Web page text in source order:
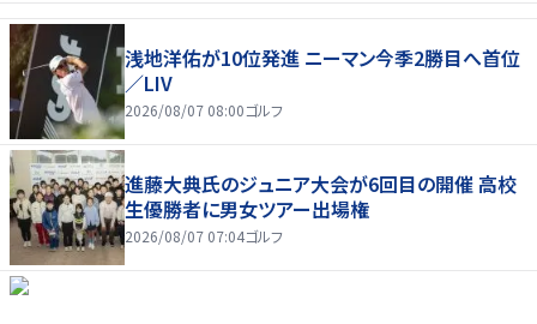
浅地洋佑が10位発進 ニーマン今季2勝目へ首位
／LIV
2026/08/07 08:00ゴルフ
進藤大典氏のジュニア大会が6回目の開催 高校
生優勝者に男女ツアー出場権
2026/08/07 07:04ゴルフ